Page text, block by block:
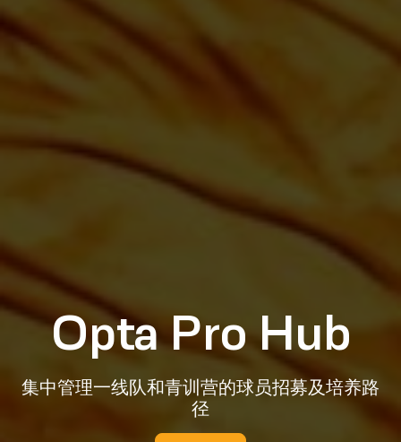
Opta Pro Hub
集中管理一线队和青训营的球员招募及培养路
径